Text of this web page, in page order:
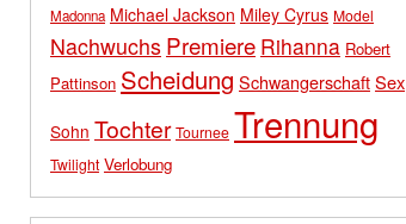
Madonna Michael Jackson Miley Cyrus Model
Nachwuchs Premiere Rihanna Robert
Pattinson Scheidung SchwangerschaftSex
Sohn Tochter Tournee Trennung
Twilight Verlobung